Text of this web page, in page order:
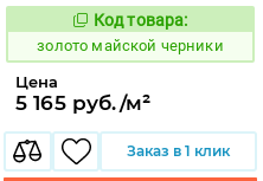
522119
Код товара:
золото майской черники
Цена
5 165 руб./м²
Заказ в 1 клик